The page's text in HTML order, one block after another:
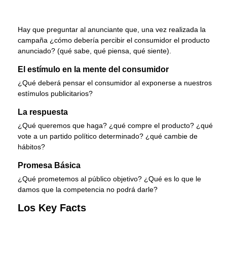
Hay que preguntar al anunciante que, una vez realizada la
campaña ¿cómo debería percibir el consumidor el producto
anunciado? (qué sabe, qué piensa, qué siente).
El estímulo en la mente del consumidor
¿Qué deberá pensar el consumidor al exponerse a nuestros
estímulos publicitarios?
La respuesta
¿Qué queremos que haga? ¿qué compre el producto? ¿qué
vote a un partido político determinado? ¿qué cambie de
hábitos?
Promesa Básica
¿Qué prometemos al público objetivo? ¿Qué es lo que le
damos que la competencia no podrá darle?
Los Key Facts